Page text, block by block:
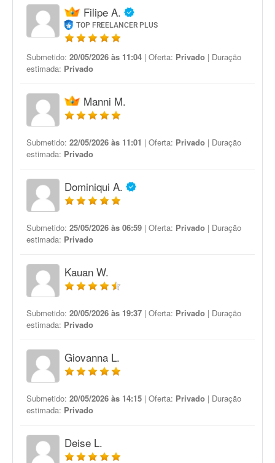
Filipe A.
TOP FREELANCER PLUS
Submetido: 20/05/2026 às 11:04 | Oferta: Privado | Duração
estimada: Privado
Manni M.
Submetido: 22/05/2026 às 11:01 | Oferta: Privado | Duração
estimada: Privado
Dominiqui A.
Submetido: 25/05/2026 às 06:59 | Oferta: Privado | Duração
estimada: Privado
Kauan W.
Submetido: 20/05/2026 às 19:37 | Oferta: Privado | Duração
estimada: Privado
Giovanna L.
Submetido: 20/05/2026 às 14:15 | Oferta: Privado | Duração
estimada: Privado
Deise L.